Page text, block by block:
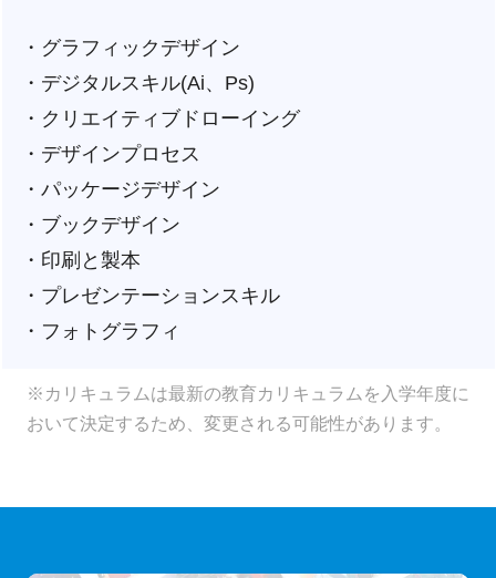
・グラフィックデザイン
・デジタルスキル(Ai、Ps)
・クリエイティブドローイング
・デザインプロセス
・パッケージデザイン
・ブックデザイン
・印刷と製本
・プレゼンテーションスキル
・フォトグラフィ
※カリキュラムは最新の教育カリキュラムを入学年度に
おいて決定するため、変更される可能性があります。